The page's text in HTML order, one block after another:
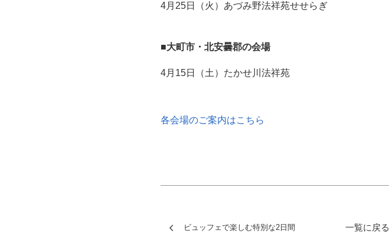
4月25日（火）あづみ野法祥苑せせらぎ
■大町市・北安曇郡の会場
4月15日（土）たかせ川法祥苑
各会場のご案内はこちら
ビュッフェで楽しむ特別な2日間 一覧に戻る